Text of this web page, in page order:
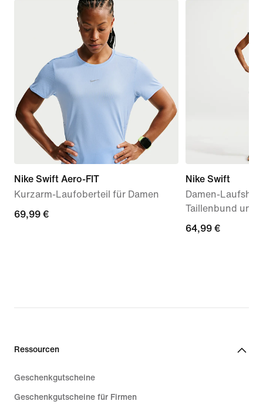
Nike Swift Aero-FIT
Kurzarm-Laufoberteil für Damen
69,99 €
69,99 €
Nike Swift
Damen-
Taillenbund und
64,99 €
64,99 €
Ressourcen
Geschenkgutscheine
Geschenkgutscheine für Firmen